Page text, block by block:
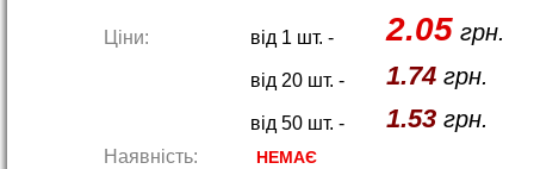
Ціни: від 1 шт. - 2.05 грн.
від 20 шт. - 1.74грн.
від 50 шт. - 1.53грн.
Наявність: НЕМАЄ